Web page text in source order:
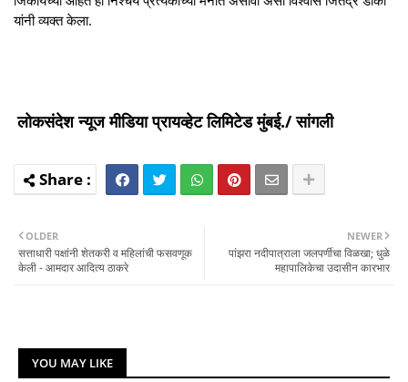
यांनी व्यक्त केला.
लोकसंदेश न्यूज मीडिया प्रायव्हेट लिमिटेड मुंबई./ सांगली
NEWER
पांझरा नदीपात्राला जलपर्णीचा विळखा; धुळे
महापालिकेचा उदासीन कारभार
OLDER
सत्ताधारी पक्षांनी शेतकरी व महिलांची फसवणूक
केली - आमदार आदित्य ठाकरे
YOU MAY LIKE